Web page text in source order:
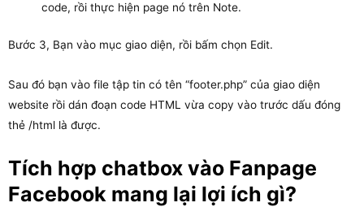
code, rồi thực hiện page nó trên Note.
Bước 3, Bạn vào mục giao diện, rồi bấm chọn Edit.
Sau đó bạn vào file tập tin có tên “footer.php” của giao diện
website rồi dán đoạn code HTML vừa copy vào trước dấu đóng
thẻ /html là được.
Tích hợp chatbox vào Fanpage
Facebook mang lại lợi ích gì?